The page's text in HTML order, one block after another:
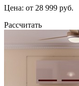
Цена: от 28 999 руб.
Рассчитать